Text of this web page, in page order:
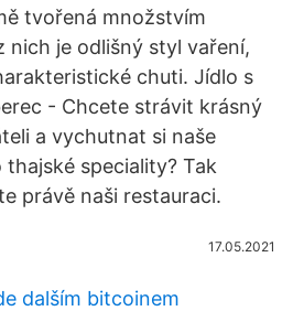
tvořená množstvím
nich je odlišný styl vaření,
chuti. Jídlo s
- Chcete strávit krásný
a vychutnat si naše
thajské speciality? Tak
právě naši restauraci.
17.05.2021
dalším bitcoinem